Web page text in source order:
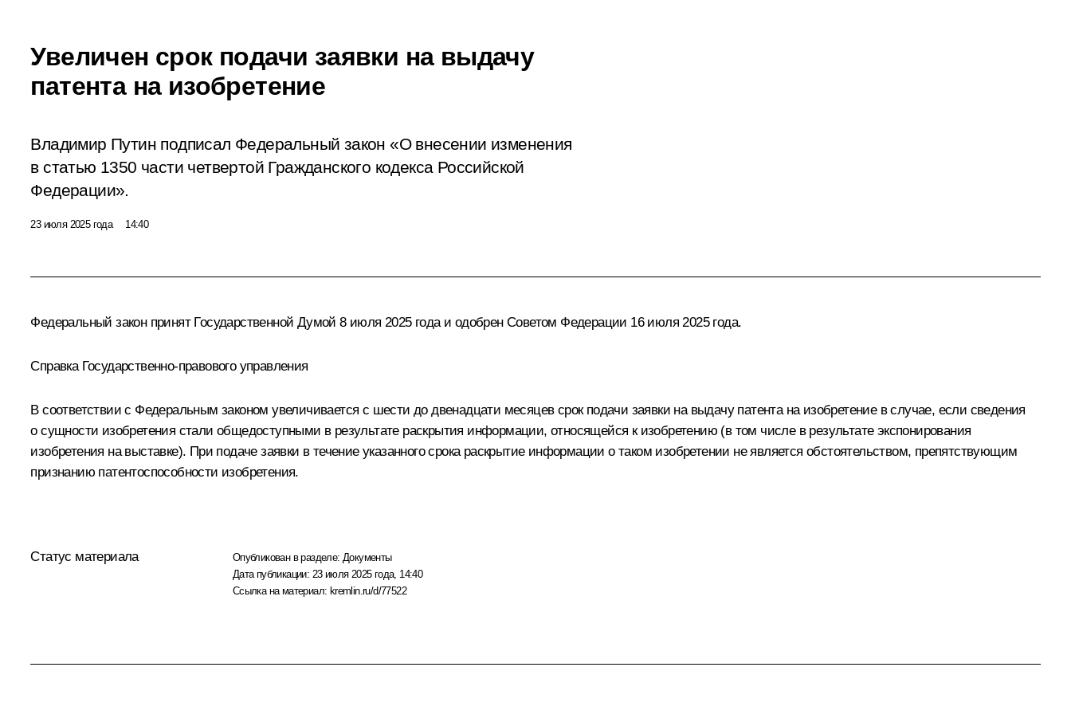
Увеличен срок подачи заявки на выдачу
патента на изобретение
Владимир Путин подписал Федеральный закон «О внесении изменения
в статью 1350 части четвертой Гражданского кодекса Российской
Федерации».
23 июля 2025 года 14:40
Федеральный закон принят Государственной Думой 8 июля 2025 года и одобрен Советом Федерации 16 июля 2025 года.
Справка Государственно-правового управления
В соответствии с Федеральным законом увеличивается с шести до двенадцати месяцев срок подачи заявки на выдачу патента на изобретение в случае, если сведения
о сущности изобретения стали общедоступными в результате раскрытия информации, относящейся к изобретению (в том числе в результате экспонирования
изобретения на выставке). При подаче заявки в течение указанного срока раскрытие информации о таком изобретении не является обстоятельством, препятствующим
признанию патентоспособности изобретения.
Статус материала Опубликован в разделе: Документы
Дата публикации: 23 июля 2025 года, 14:40
Ссылка на материал: kremlin.ru/d/77522